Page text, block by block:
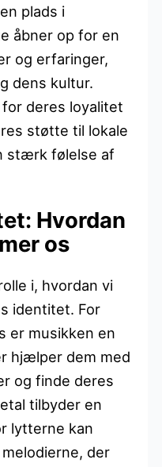
plads i
åbner op for en
og erfaringer,
dens kultur.
deres loyalitet
støtte til lokale
stærk følelse af
Hvordan
os
i, hvordan vi
identitet. For
er musikken en
hjælper dem med
og finde deres
tilbyder en
lytterne kan
der